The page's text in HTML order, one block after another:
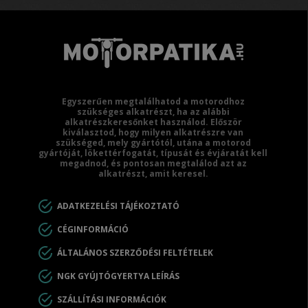
Egyszerűen megtalálhatod a motorodhoz
szükséges alkatrészt, ha az alábbi
alkatrészkeresőnket használod. Először
kiválasztod, hogy milyen alkatrészre van
szükséged, mely gyártótól, utána a motorod
gyártóját, lökettérfogatát, típusát és évjáratát kell
megadnod, és pontosan megtalálod azt az
alkatrészt, amit keresel.
ADATKEZELÉSI TÁJÉKOZTATÓ
CÉGINFORMÁCIÓ
ÁLTALÁNOS SZERZŐDÉSI FELTÉTELEK
NGK GYÚJTÓGYERTYA LEÍRÁS
SZÁLLÍTÁSI INFORMÁCIÓK